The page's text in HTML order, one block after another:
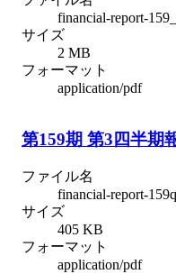
financial-report-
サイズ
2 MB
フォーマット
application/pdf
第159期 第3四半期
ファイル名
financial-report-
サイズ
405 KB
フォーマット
application/pdf